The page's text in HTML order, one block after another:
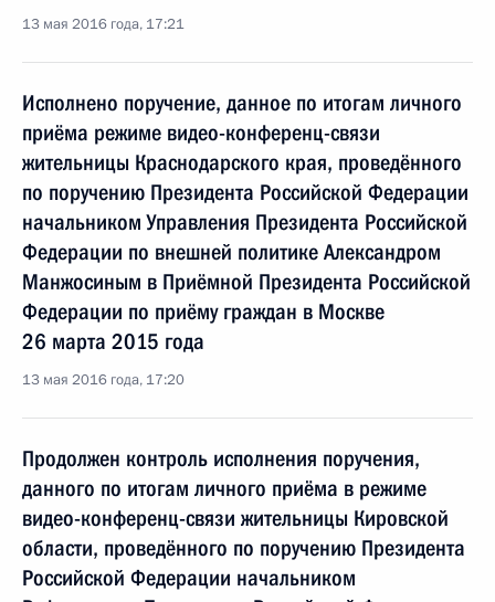
13 мая 2016 года, 17:21
Исполнено поручение, данное по итогам личного
приёма режиме видео-конференц-связи
жительницы Краснодарского края, проведённого
по поручению Президента Российской Федерации
начальником Управления Президента Российской
Федерации по внешней политике Александром
Манжосиным в Приёмной Президента Российской
Федерации по приёму граждан в Москве
26 марта 2015 года
13 мая 2016 года, 17:20
Продолжен контроль исполнения поручения,
данного по итогам личного приёма в режиме
видео-конференц-связи жительницы Кировской
области, проведённого по поручению Президента
Российской Федерации начальником